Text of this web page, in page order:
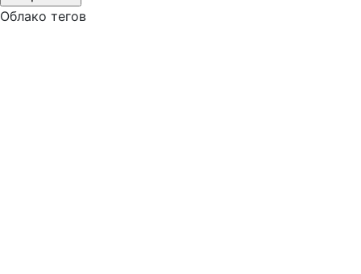
Облако тегов